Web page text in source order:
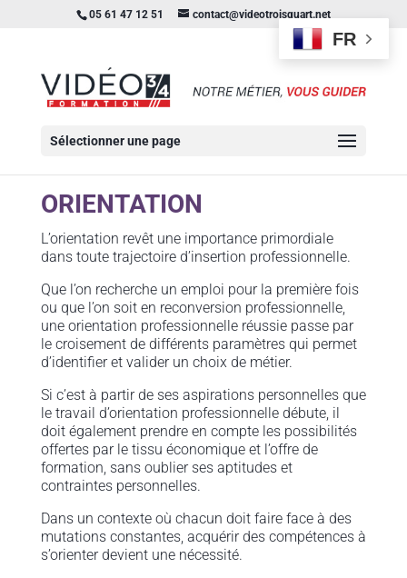
05 61 47 12 51 contact@videotroisquart.net
Sélectionner une page
ORIENTATION
L’orientation revêt une importance primordiale
dans toute trajectoire d’insertion professionnelle.
Que l’on recherche un emploi pour la première fois
ou que l’on soit en reconversion professionnelle,
une orientation professionnelle réussie passe par
le croisement de différents paramètres qui permet
d’identifier et valider un choix de métier.
Si c’est à partir de ses aspirations personnelles que
le travail d’orientation professionnelle débute, il
doit également prendre en compte les possibilités
offertes par le tissu économique et l’offre de
formation, sans oublier ses aptitudes et
contraintes personnelles.
Dans un contexte où chacun doit faire face à des
mutations constantes, acquérir des compétences à
s’orienter devient une nécessité.
FR